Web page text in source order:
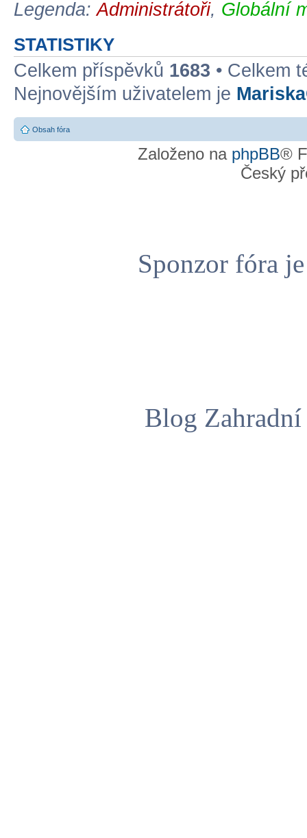
Legenda:Administrátoři, Globální
STATISTIKY
Celkem příspěvků 1683 • Celkem
Nejnovějším uživatelem je
Obsah fóra
Založeno na phpBB®
Český
Sponzor fóra
Blog